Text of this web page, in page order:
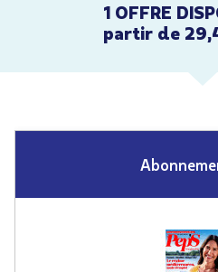
1 OFFRE
partir de